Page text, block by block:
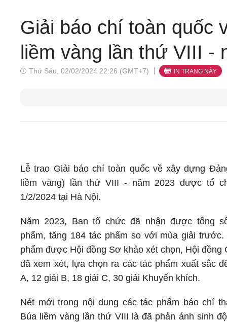
Giải báo chí toàn quốc
liềm vàng lần thứ VIII -
Thứ Sáu, 02/02/2024 22:26 (GMT+7) IN TRANG NÀY
Lễ trao Giải báo chí toàn quốc về xây dựng
liềm vàng) lần thứ VIII - năm 2023 được tổ
1/2/2024 tại Hà Nội.
Năm 2023, Ban tổ chức đã nhận được tổng
phẩm, tăng 184 tác phẩm so với mùa giải
phẩm được Hội đồng Sơ khảo xét chọn, Hội đồng
đã xem xét, lựa chọn ra các tác phẩm xuất sắc
A, 12 giải B, 18 giải C, 30 giải Khuyến khích.
Nét mới trong nội dung các tác phẩm báo chí
Búa liềm vàng lần thứ VIII là đã phản ánh sinh